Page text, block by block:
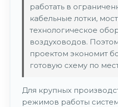
работать в
кабельные лотки,
технологическое
воздуховодов.
проектом экономит
готовую схему по
Для крупных
режимов работы